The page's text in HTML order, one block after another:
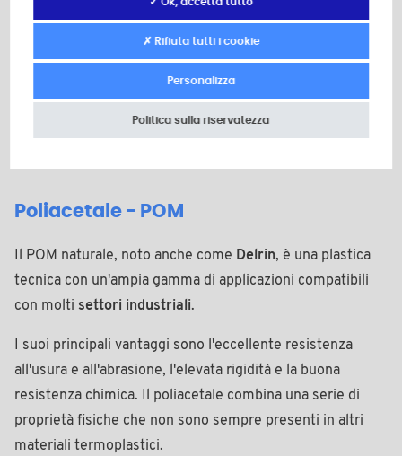
Industria automobilistica
Poliacetale - POM
Il POM naturale, noto anche come Delrin, è una plastica
tecnica con un'ampia gamma di applicazioni compatibili
con molti settori industriali.
I suoi principali vantaggi sono l'eccellente resistenza
all'usura e all'abrasione, l'elevata rigidità e la buona
resistenza chimica. Il poliacetale combina una serie di
proprietà fisiche che non sono sempre presenti in altri
materiali termoplastici.
✗ Rifiuta tutti i cookie
Personalizza
Politica sulla riservatezza